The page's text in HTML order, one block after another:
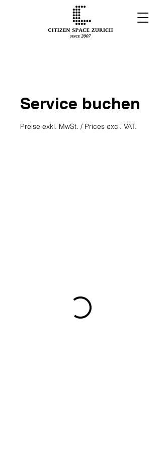
Service buchen
Preise exkl. MwSt. / Prices excl. VAT.